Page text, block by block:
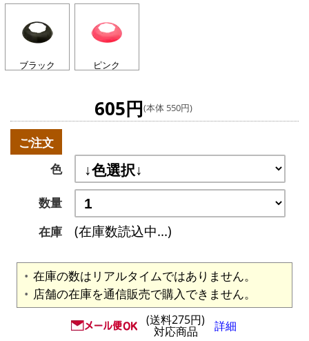
ブラック ピンク
605円(本体 550円)
ご注文
色
数量
在庫
(在庫数読込中...)
在庫の数はリアルタイムではありません。
店舗の在庫を通信販売で購入できません。
(送料275円)
対応商品 詳細